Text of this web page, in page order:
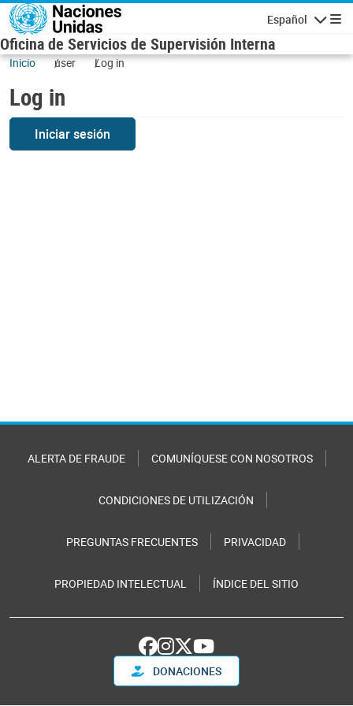
Skip to main content
Español
Oficina de Servicios de Supervisión Interna
Inicio user Log in
Log in
Iniciar sesión
ALERTA DE FRAUDE COMUNÍQUESE CON NOSOTROS
CONDICIONES DE UTILIZACIÓN
PREGUNTAS FRECUENTES PRIVACIDAD
PROPIEDAD INTELECTUAL ÍNDICE DEL SITIO
DONACIONES